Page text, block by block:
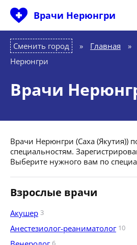
Врачи Нерюнгри
Сменить город Главная »
Нерюнгри
Врачи
Врачи Нерюнгри (Саха (Якутия))
специальностям.
Выберите нужного вам по
Взрослые врачи
Акушер 3
Анестезиолог-реаниматолог 10
6